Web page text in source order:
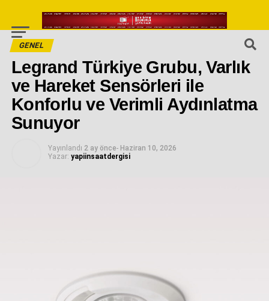
GENEL
Legrand Türkiye Grubu, Varlık
ve Hareket Sensörleri ile
Konforlu ve Verimli Aydınlatma
Sunuyor
Yayınlandı 2 ay önce- Haziran 10, 2026
Yazar: yapiinsaatdergisi